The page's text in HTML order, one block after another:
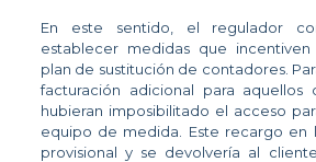
En este sentido, el regulador
establecer medidas que
plan de sustitución de contadores.
facturación adicional para aquellos
hubieran imposibilitado el acceso
equipo de medida. Este recargo en
provisional y se devolvería al